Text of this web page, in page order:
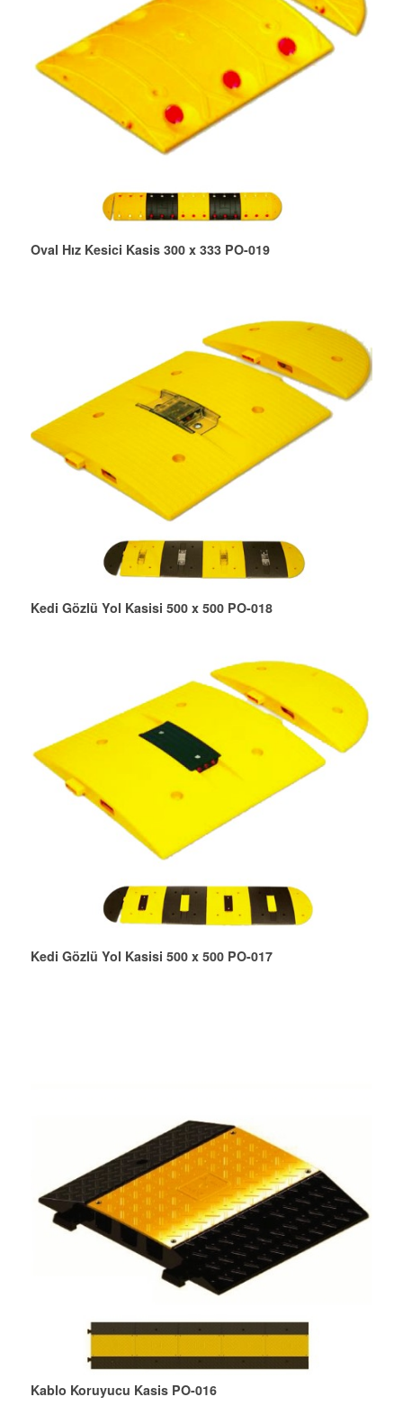
Oval Hız Kesici Kasis 300 x 333 PO-019
Kedi Gözlü Yol Kasisi 500 x 500 PO-018
Kedi Gözlü Yol Kasisi 500 x 500 PO-017
Kablo Koruyucu Kasis PO-016